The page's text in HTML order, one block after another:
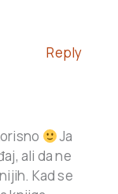
Reply
Ja
ali da ne
Kad se